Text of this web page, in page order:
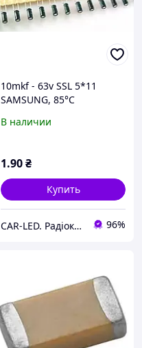
10mkf - 63v SSL 5*11
SAMSUNG, 85°C
електролітичний
В наличии
1.90₴
Купить
CAR-LED. Радіокомпоненти та LED освітлення. 96%